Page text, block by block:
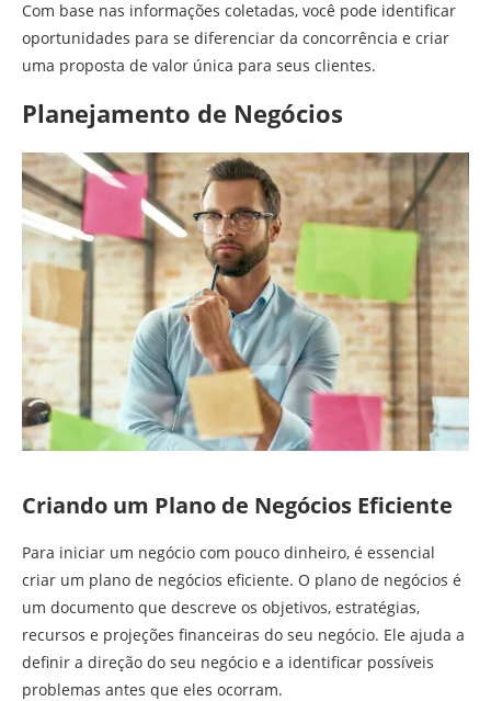
Com base nas informações coletadas, você pode identificar
oportunidades para se diferenciar da concorrência e criar
uma proposta de valor única para seus clientes.
Planejamento de Negócios
Criando um Plano de Negócios Eficiente
Para iniciar um negócio com pouco dinheiro, é essencial
criar um plano de negócios eficiente. O plano de negócios é
um documento que descreve os objetivos, estratégias,
recursos e projeções financeiras do seu negócio. Ele ajuda a
definir a direção do seu negócio e a identificar possíveis
problemas antes que eles ocorram.